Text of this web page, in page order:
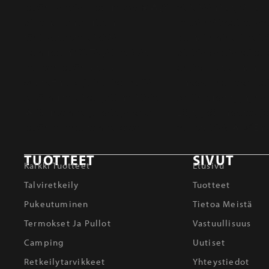
TUOTTEET
Kaikki Tuotteet
Talviretkeily
Pukeutuminen
Termokset Ja Pullot
Camping
Retkeilytarvikkeet
SIVUT
Etusivu
Tuotteet
Tietoa Meistä
Vastuullisuus
Uutiset
Yhteystiedot